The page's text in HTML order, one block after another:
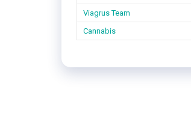
Viagrus Team
Cannabis